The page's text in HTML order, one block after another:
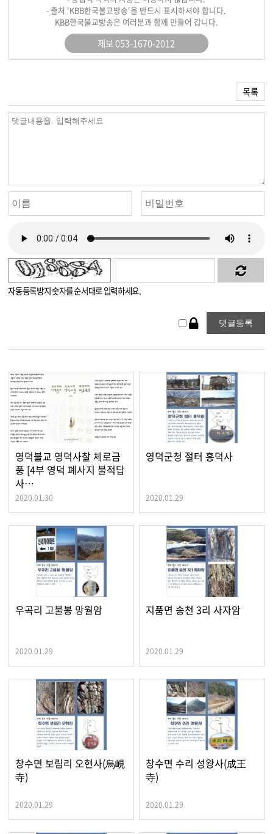
- 출처 'KBB한국불교방송'을 반드시 표시하셔야 합니다.
KBB한국불교방송은 여러분과 함께 만들어 갑니다.
제보 053-1670-2012
목록
자동등록방지 숫자를 순서대로 입력하세요.
영덕불교 영덕사찰 체로금
풍 [4부 영덕 폐사지 불적답
사…
2020.01.30
영덕군청 절터 흥덕사
2020.01.29
우곡리 고불봉 망월암
2020.01.29
지품면 송천 3리 사자암
2020.01.29
창수면 보림리 오현사(烏峴
寺)
2020.01.29
창수면 수리 성왕사(成王
寺)
2020.01.29